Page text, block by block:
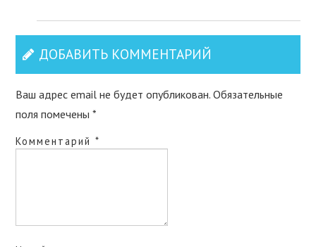
ДОБАВИТЬ КОММЕНТАРИЙ
Ваш адрес email не будет опубликован. Обязательные
поля помечены*
Комментарий*